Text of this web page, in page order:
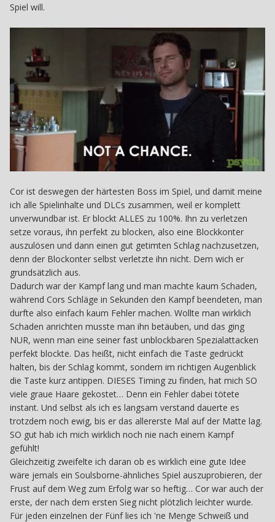
Spiel will.
Cor ist deswegen der härtesten Boss im Spiel, und damit meine
ich alle Spielinhalte und DLCs zusammen, weil er komplett
unverwundbar ist. Er blockt ALLES zu 100%. Ihn zu verletzen
setze voraus, ihn perfekt zu blocken, also eine Blockkonter
auszulösen und dann einen gut getimten Schlag nachzusetzen,
denn der Blockonter selbst verletzte ihn nicht. Dem wich er
grundsätzlich aus.
Dadurch war der Kampf lang und man machte kaum Schaden,
während Cors Schläge in Sekunden den Kampf beendeten, man
durfte also einfach kaum Fehler machen. Wollte man wirklich
Schaden anrichten musste man ihn betäuben, und das ging
NUR, wenn man eine seiner fast unblockbaren Spezialattacken
perfekt blockte. Das heißt, nicht einfach die Taste gedrückt
halten, bis der Schlag kommt, sondern im richtigen Augenblick
die Taste kurz antippen. DIESES Timing zu finden, hat mich SO
viele graue Haare gekostet… Denn ein Fehler dabei tötete
instant. Und selbst als ich es langsam verstand dauerte es
trotzdem noch ewig, bis er das allererste Mal auf der Matte lag.
SO gut hab ich mich wirklich noch nie nach einem Kampf
gefühlt!
Gleichzeitig zweifelte ich daran ob es wirklich eine gute Idee
wäre jemals ein Soulsborne-ähnliches Spiel auszuprobieren, der
Frust auf dem Weg zum Erfolg war so heftig… Cor war auch der
erste, der nach dem ersten Sieg nicht plötzlich leichter wurde.
Für jeden einzelnen der Fünf lies ich 'ne Menge Schweiß und